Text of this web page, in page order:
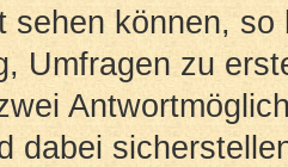
sehen können,
Umfragen zu
dabei